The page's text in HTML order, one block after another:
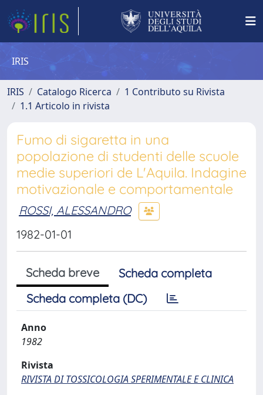
IRIS
IRIS Catalogo Ricerca
1 Contributo su Rivista
1.1 Articolo in rivista
Fumo di sigaretta in una
popolazione di studenti delle scuole
medie superiori de L'Aquila. Indagine
motivazionale e comportamentale
ROSSI, ALESSANDRO
1982-01-01
Scheda breve
Scheda completa
Scheda completa (DC)
Anno
1982
Rivista
RIVISTA DI TOSSICOLOGIA SPERIMENTALE E CLINICA